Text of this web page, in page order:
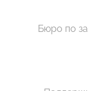
Бюро по